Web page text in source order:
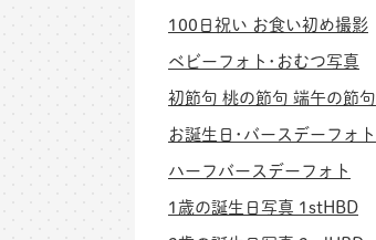
100日祝い お食い初め撮影
ベビーフォト･おむつ写真
初節句 桃の節句 端午の節句
お誕生日･バースデーフォト
ハーフバースデーフォト
1歳の誕生日写真 1stHBD